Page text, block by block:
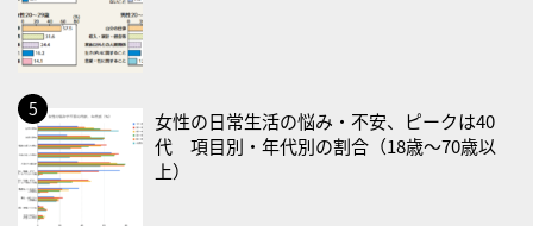
2026/08/29(土)
・筋肉強化の日
2026/08/30(日)
・ＥＰＡの日
2026/08/31(月)
・菜の日
女性の日常生活の悩み・不安、ピークは40
代 項目別・年代別の割合（18歳〜70歳以
上）